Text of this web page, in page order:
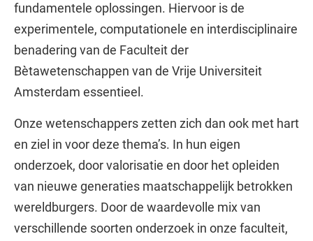
fundamentele oplossingen. Hiervoor is de
experimentele, computationele en interdisciplinaire
benadering van de Faculteit der
Bètawetenschappen van de Vrije Universiteit
Amsterdam essentieel.
Onze wetenschappers zetten zich dan ook met hart
en ziel in voor deze thema’s. In hun eigen
onderzoek, door valorisatie en door het opleiden
van nieuwe generaties maatschappelijk betrokken
wereldburgers. Door de waardevolle mix van
verschillende soorten onderzoek in onze faculteit,